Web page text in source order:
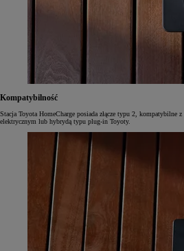
Kompatybilność
Stacja Toyota HomeCharge posiada złącze typu 2, kompatybilne
elektrycznym lub hybrydą typu plug-in Toyoty.